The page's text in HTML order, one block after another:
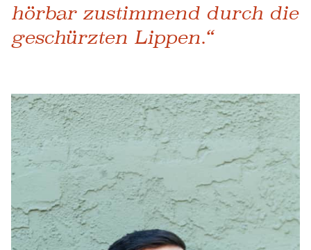
hörbar zustimmend durch die
geschürzten Lippen.“